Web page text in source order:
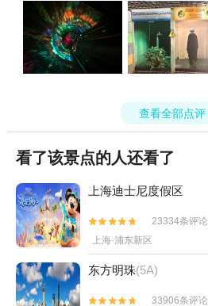
查看全部点评
看了该景点的人还看了
上海迪士尼度假区


23334条评论
上海·浦东新区
东方明珠(5A)

 33906条评论